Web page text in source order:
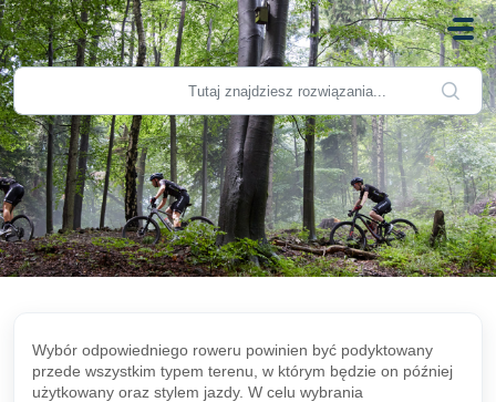
Przejdź do głównej treści
Wybór odpowiedniego roweru powinien być podyktowany
przede wszystkim typem terenu, w którym będzie on później
użytkowany oraz stylem jazdy. W celu wybrania